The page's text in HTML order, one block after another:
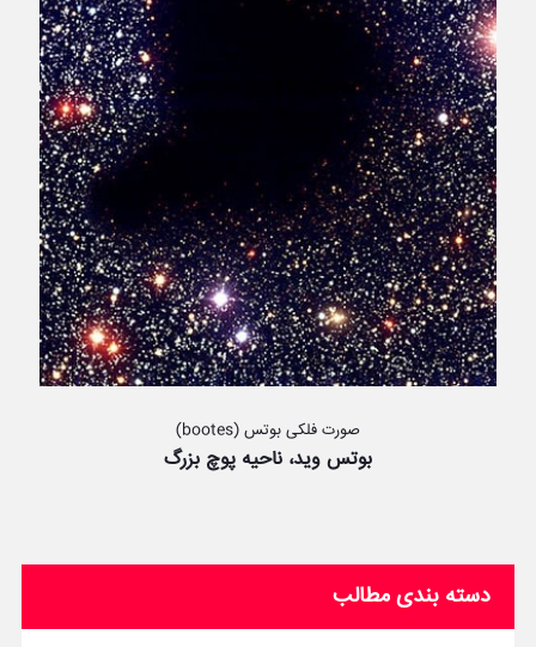
صورت فلکی بوتس (bootes)
بوتس وید، ناحیه پوچ بزرگ
دسته بندی مطالب